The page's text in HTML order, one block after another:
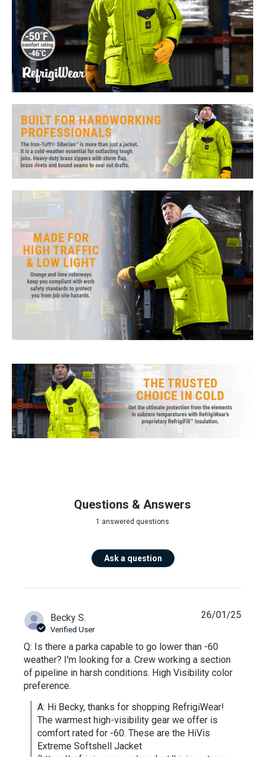
Questions & Answers
1 answered questions
Ask a question
Becky S.
Verified User
Q: Is there a parka capable to go lower than -60
weather? I'm looking for a. Crew working a section
of pipeline in harsh conditions. High Visibility color
preference.
A: Hi Becky, thanks for shopping RefrigiWear!
The warmest high-visibility gear we offer is
comfort rated for -60. These are the HiVis
Extreme Softshell Jacket
26/01/25